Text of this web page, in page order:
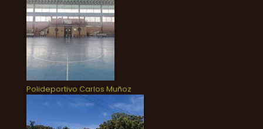
Polideportivo Carlos Muñoz